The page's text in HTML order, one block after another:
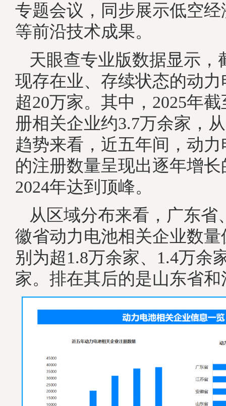
专题会议，同步展示低空
等前沿技术成果。
天眼查专业版数据显示，
现存在业、存续状态的动
超20万家。其中，2025年
册相关企业约3.7万余家，
趋势来看，近五年间，动
的注册数量呈现出逐年增
2024年达到顶峰。
从区域分布来看，广东省
徽省动力电池相关企业数
别为超1.8万余家、1.4万余
家。排在其后的是山东省